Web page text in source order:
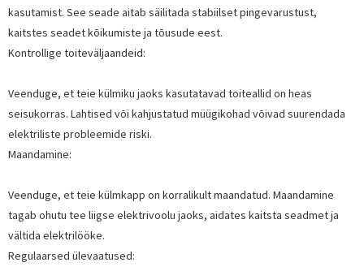
kasutamist. See seade aitab säilitada stabiilset pingevarustust,
kaitstes seadet kõikumiste ja tõusude eest.
Kontrollige toiteväljaandeid:
Veenduge, et teie külmiku jaoks kasutatavad toiteallid on heas
seisukorras. Lahtised või kahjustatud müügikohad võivad suurendada
elektriliste probleemide riski.
Maandamine:
Veenduge, et teie külmkapp on korralikult maandatud. Maandamine
tagab ohutu tee liigse elektrivoolu jaoks, aidates kaitsta seadmet ja
vältida elektrilööke.
Regulaarsed ülevaatused: